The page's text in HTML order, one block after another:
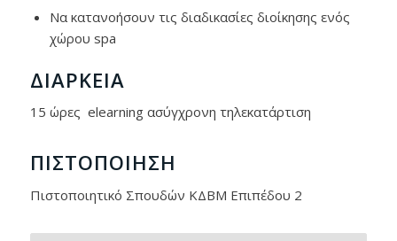
Να κατανοήσουν τις διαδικασίες διοίκησης ενός
χώρου spa
ΔΙΆΡΚΕΙΑ
15 ώρες elearning ασύγχρονη τηλεκατάρτιση
ΠΙΣΤΟΠΟΊΗΣΗ
Πιστοποιητικό Σπουδών ΚΔΒΜ Επιπέδου 2